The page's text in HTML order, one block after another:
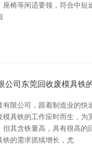
座椅等闲适要领，符合中
公司东莞回收废模具铁
有限公司，跟着制造业的
模具铁的工作应时而生，
但其含铁量高，具有很高
铁的需求抓续增长，尤